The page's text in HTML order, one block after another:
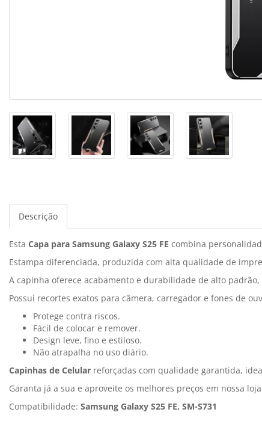
Descrição
Esta Capa para Samsung Galaxy S25 FE combina
Estampa diferenciada, produzida com alta qualidade de
A capinha oferece acabamento e durabilidade de alto
Possui recortes exatos para câmera, carregador e fones de
Protege contra riscos.
Fácil de colocar e remover.
Design leve, fino e estiloso.
Não atrapalha no uso diário.
Capinhas de Celular reforçadas com qualidade garantida,
Garanta já a sua e aproveite os melhores preços em nossa
Compatibilidade: Samsung Galaxy S25 FE, SM-S731